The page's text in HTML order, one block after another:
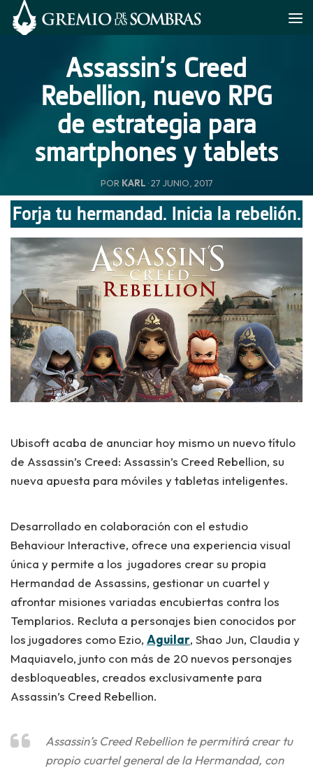
Saltar al contenido
Assassin’s Creed
Rebellion, nuevo RPG
de estrategia para
smartphones y tablets
POR KARL ·27 JUNIO, 2017
Forja tu hermandad. Inicia la rebelión.
Ubisoft acaba de anunciar hoy mismo un nuevo título
de Assassin’s Creed: Assassin’s Creed Rebellion, su
nueva apuesta para móviles y tabletas inteligentes.
Desarrollado en colaboración con el estudio
Behaviour Interactive, ofrece una experiencia visual
única y permite a los jugadores crear su propia
Hermandad de Assassins, gestionar un cuartel y
afrontar misiones variadas encubiertas contra los
Templarios. Recluta a personajes bien conocidos por
los jugadores como Ezio, Aguilar, Shao Jun, Claudia y
Maquiavelo, junto con más de 20 nuevos personajes
desbloqueables, creados exclusivamente para
Assassin’s Creed Rebellion.
Assassin’s Creed Rebellion te permitirá crear tu
propio cuartel general de la Hermandad, con